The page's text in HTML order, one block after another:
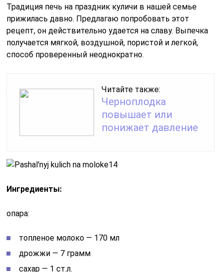
Традиция печь на праздник куличи в нашей семье
прижилась давно. Предлагаю попробовать этот
рецепт, он действительно удается на славу. Выпечка
получается мягкой, воздушной, пористой и легкой,
способ проверенный неоднократно.
Читайте также:
Черноплодка
повышает или
понижает давление
Ингредиенты:
опара:
топленое молоко — 170 мл
дрожжи — 7 грамм
сахар — 1 ст.л.